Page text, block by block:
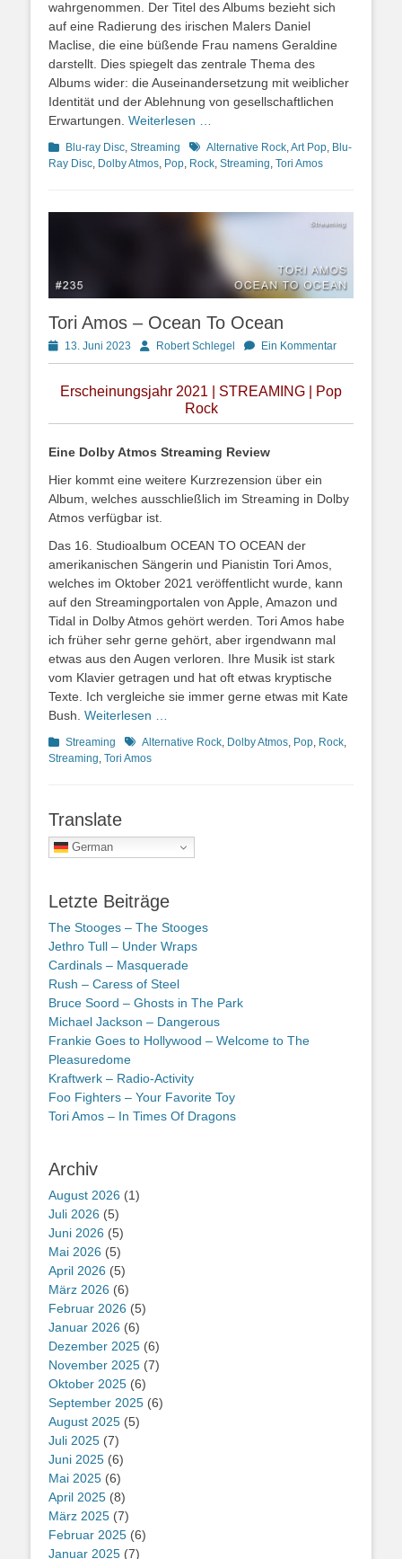
wahrgenommen. Der Titel des Albums bezieht sich
auf eine Radierung des irischen Malers Daniel
Maclise, die eine büßende Frau namens Geraldine
darstellt. Dies spiegelt das zentrale Thema des
Albums wider: die Auseinandersetzung mit weiblicher
Identität und der Ablehnung von gesellschaftlichen
Erwartungen. Weiterlesen …
Kategorien
Blu-ray Disc Streaming Schlagworte
Alternative Rock Art Pop Blu-
Ray Disc Dolby Atmos Pop Rock Streaming Tori Amos
Tori Amos – Ocean To Ocean
Posted
on
13. Juni 2023 AutorRobert Schlegel Ein Kommentar
Erscheinungsjahr 2021 | STREAMING | Pop
Rock
Eine Dolby Atmos Streaming Review
Hier kommt eine weitere Kurzrezension über ein
Album, welches ausschließlich im Streaming in Dolby
Atmos verfügbar ist.
Das 16. Studioalbum OCEAN TO OCEAN der
amerikanischen Sängerin und Pianistin Tori Amos,
welches im Oktober 2021 veröffentlicht wurde, kann
auf den Streamingportalen von Apple, Amazon und
Tidal in Dolby Atmos gehört werden. Tori Amos habe
ich früher sehr gerne gehört, aber irgendwann mal
etwas aus den Augen verloren. Ihre Musik ist stark
vom Klavier getragen und hat oft etwas kryptische
Texte. Ich vergleiche sie immer gerne etwas mit Kate
Bush. Weiterlesen …
Kategorien
Streaming Schlagworte
Alternative Rock, Dolby Atmos, Pop, Rock,
Streaming, Tori Amos
Translate
German
Letzte Beiträge
The Stooges – The Stooges
Jethro Tull – Under Wraps
Cardinals – Masquerade
Rush – Caress of Steel
Bruce Soord – Ghosts in The Park
Michael Jackson – Dangerous
Frankie Goes to Hollywood – Welcome to The
Pleasuredome
Kraftwerk – Radio-Activity
Foo Fighters – Your Favorite Toy
Tori Amos – In Times Of Dragons
Archiv
August 2026 (1)
Juli 2026 (5)
Juni 2026 (5)
Mai 2026 (5)
April 2026 (5)
März 2026 (6)
Februar 2026 (5)
Januar 2026 (6)
Dezember 2025 (6)
November 2025 (7)
Oktober 2025 (6)
September 2025 (6)
August 2025 (5)
Juli 2025 (7)
Juni 2025 (6)
Mai 2025 (6)
April 2025 (8)
März 2025 (7)
Februar 2025 (6)
Januar 2025 (7)